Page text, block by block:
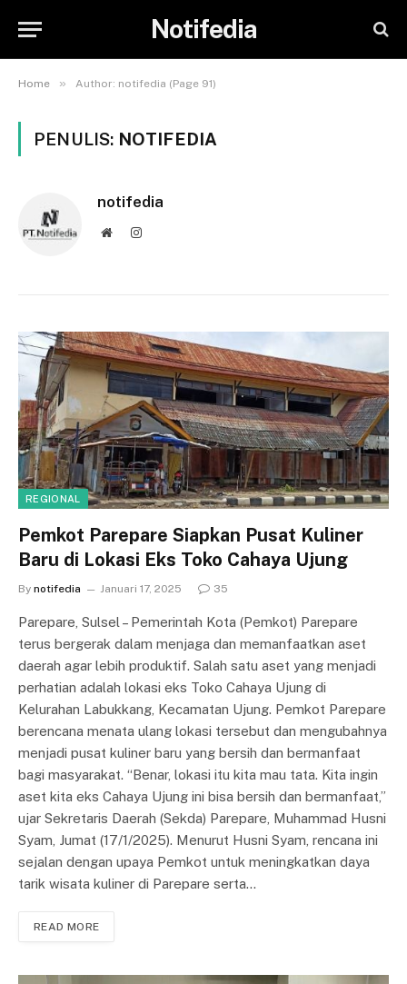
Notifedia
Home » Author: notifedia (Page 91)
PENULIS: NOTIFEDIA
notifedia
WebsiteInstagram
REGIONAL
Pemkot Parepare Siapkan Pusat Kuliner
Baru di Lokasi Eks Toko Cahaya Ujung
By notifedia Januari 17, 2025 35
Parepare, Sulsel – Pemerintah Kota (Pemkot) Parepare
terus bergerak dalam menjaga dan memanfaatkan aset
daerah agar lebih produktif. Salah satu aset yang menjadi
perhatian adalah lokasi eks Toko Cahaya Ujung di
Kelurahan Labukkang, Kecamatan Ujung. Pemkot Parepare
berencana menata ulang lokasi tersebut dan mengubahnya
menjadi pusat kuliner baru yang bersih dan bermanfaat
bagi masyarakat. “Benar, lokasi itu kita mau tata. Kita ingin
aset kita eks Cahaya Ujung ini bisa bersih dan bermanfaat,”
ujar Sekretaris Daerah (Sekda) Parepare, Muhammad Husni
Syam, Jumat (17/1/2025). Menurut Husni Syam, rencana ini
sejalan dengan upaya Pemkot untuk meningkatkan daya
tarik wisata kuliner di Parepare serta…
READ MORE